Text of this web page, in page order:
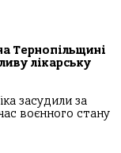
Тернопільщині
лікарську
засудили за
воєнного стану